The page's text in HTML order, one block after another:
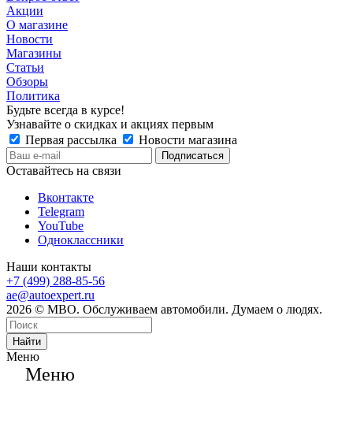
Акции
О магазине
Новости
Магазины
Статьи
Обзоры
Политика
Будьте всегда в курсе!
Узнавайте о скидках и акциях первым
Первая рассылка
Новости магазина
Оставайтесь на связи
Вконтакте
Telegram
YouTube
Одноклассники
Наши контакты
+7 (499) 288-85-56
ae@autoexpert.ru
2026 © МВО. Обслуживаем автомобили. Думаем о людях.
Найти
Меню
Меню